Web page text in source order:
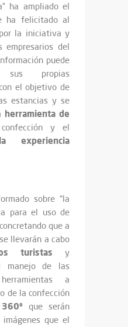
ha ampliado el
ha felicitado al
por la iniciativa y
empresarios del
puede
sus propias
el objetivo de
estancias y se
herramienta de
y el
experiencia
sobre “la
para el uso de
que a
llevarán a cabo
turistas y
manejo de las
a
de la confección
que serán
que el